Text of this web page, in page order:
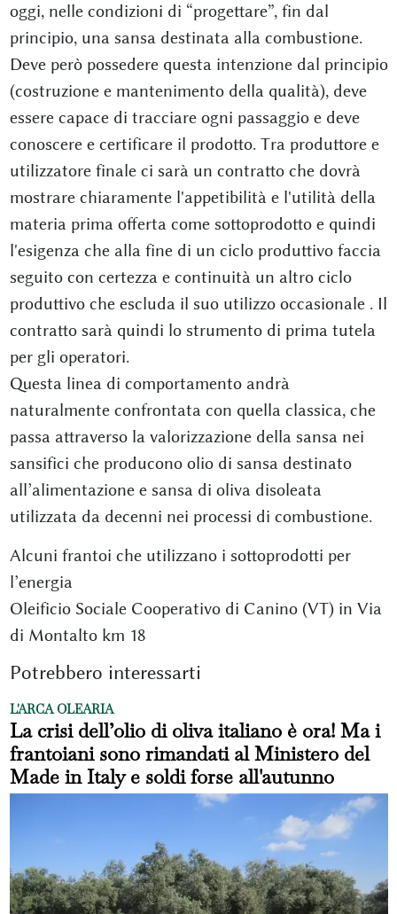
oggi, nelle condizioni di “progettare”, fin dal
principio, una sansa destinata alla combustione.
Deve però possedere questa intenzione dal principio
(costruzione e mantenimento della qualità), deve
essere capace di tracciare ogni passaggio e deve
conoscere e certificare il prodotto. Tra produttore e
utilizzatore finale ci sarà un contratto che dovrà
mostrare chiaramente l'appetibilità e l'utilità della
materia prima offerta come sottoprodotto e quindi
l'esigenza che alla fine di un ciclo produttivo faccia
seguito con certezza e continuità un altro ciclo
produttivo che escluda il suo utilizzo occasionale . Il
contratto sarà quindi lo strumento di prima tutela
per gli operatori.
Questa linea di comportamento andrà
naturalmente confrontata con quella classica, che
passa attraverso la valorizzazione della sansa nei
sansifici che producono olio di sansa destinato
all’alimentazione e sansa di oliva disoleata
utilizzata da decenni nei processi di combustione.
Alcuni frantoi che utilizzano i sottoprodotti per
l’energia
Oleificio Sociale Cooperativo di Canino (VT) in Via
di Montalto km 18
Potrebbero interessarti
L'ARCA OLEARIA
La crisi dell’olio di oliva italiano è ora! Ma i
frantoiani sono rimandati al Ministero del
Made in Italy e soldi forse all'autunno